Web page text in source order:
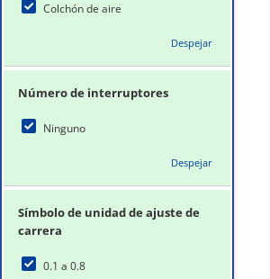
Colchón de aire
Despejar
Número de interruptores
Ninguno
Despejar
Símbolo de unidad de ajuste de
carrera
0.1 a 0.8